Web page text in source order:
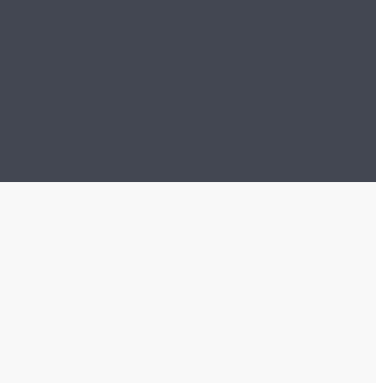
изнасиловали 13-летнюю